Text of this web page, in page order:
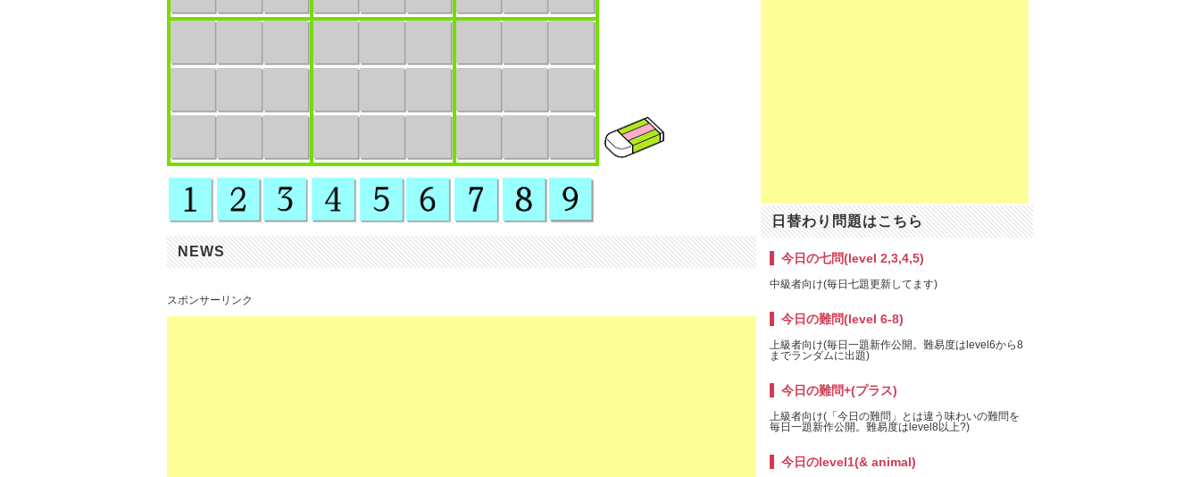
NEWS
スポンサーリンク
日替わり問題はこちら
今日の七問(level 2,3,4,5)
中級者向け(毎日七題更新してます)
今日の難問(level 6-8)
上級者向け(毎日一題新作公開。難易度はlevel6から8
までランダムに出題)
今日の難問+(プラス)
上級者向け(「今日の難問」とは違う味わいの難問を
毎日一題新作公開。難易度はlevel8以上?)
今日のlevel1(& animal)